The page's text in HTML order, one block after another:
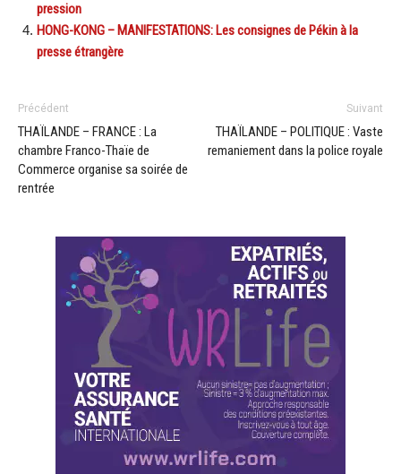
pression
HONG-KONG – MANIFESTATIONS: Les consignes de Pékin à la
presse étrangère
Précédent
THAÏLANDE – FRANCE : La
chambre Franco-Thaïe de
Commerce organise sa soirée de
rentrée
Suivant
THAÏLANDE – POLITIQUE : Vaste
remaniement dans la police royale